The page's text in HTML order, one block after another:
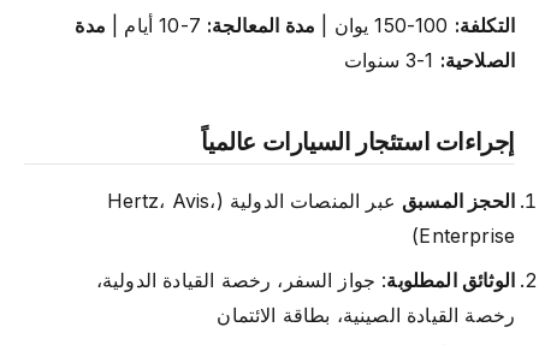
التكلفة: مدة المعالجة:
مدة
الصلاحية:
إجراءات استئجار السيارات عالمياً
الحجز المسبق
عبر المنصات الدولية (Hertz، Avis،
Enterprise)
الوثائق المطلوبة: جواز السفر، رخصة القيادة الدولية،
رخصة القيادة الصينية، بطاقة الائتمان